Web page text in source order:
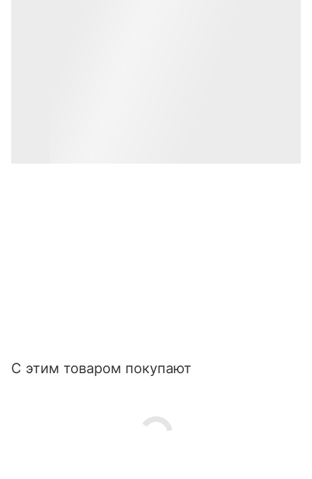
С этим товаром покупают